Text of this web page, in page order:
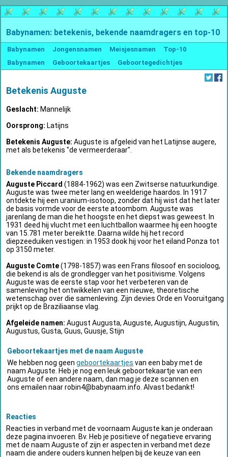
Babynamen: betekenis, bekende naamdragers en top-10
Babynamen Jongensnamen Meisjesnamen
Top-10
Babynamen
Geboortekaartjes Geboortegedichtjes
Betekenis Auguste
Geslacht: Mannelijk
Oorsprong: Latijns
Betekenis Auguste: Auguste is afgeleid van het Latijnse augere,
met als betekenis "de vermeerderaar".
Bekende naamdragers
Auguste Piccard (1884-1962) was een Zwitserse natuurkundige.
Auguste was twee meter lang en weelderige haardos. In 1917
ontdekte hij een uranium-isotoop, zonder dat hij wist dat het later
de basis vormde voor de eerste atoombom. Auguste was
jarenlang de man die het hoogste en het diepst was geweest. In
1931 deed hij vlucht met een luchtballon waarmee hij een hoogte
van 15.781 meter bereiktte. Daarna wilde hij het record
diepzeeduiken vestigen: in 1953 dook hij voor het eiland Ponza tot
op 3150 meter.
Auguste Comte(1798-1857) was een Frans filosoof en socioloog,
die bekend is als de grondlegger van het positivisme. Volgens
Auguste was de eerste stap voor het verbeteren van de
samenleving het ontwikkelen van een nieuwe, theoretische
wetenschap over die samenleving. Zijn devies Orde en Vooruitgang
prijkt op de Braziliaanse vlag.
Afgeleide namen: August Augusta, Auguste, Augustijn, Augustin,
Augustus, Gusta, Guus, Guusje, Stijn
Geboortekaartjes met de naam Auguste
We hebben nog geen geboortekaartjes van een baby met de
naam Auguste. Heb je nog een leuk geboortekaartje van een
Auguste of een andere naam, dan mag je deze scannen en
ons emailen naarrobin4@babynaam.info . Alvast bedankt!
Reacties
Reacties in verband met de voornaam Auguste kan je onderaan
deze pagina invoeren. Bv. Heb je positieve of negatieve ervaring
met de naam Auguste of zijn er aspecten in verband met deze
naam die andere ouders kunnen helpen bij de keuze van een